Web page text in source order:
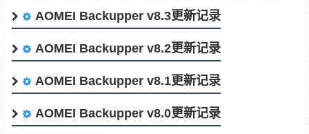
AOMEI Backupper v8.3更新记录
AOMEI Backupper v8.2更新记录
AOMEI Backupper v8.1更新记录
AOMEI Backupper v8.0更新记录